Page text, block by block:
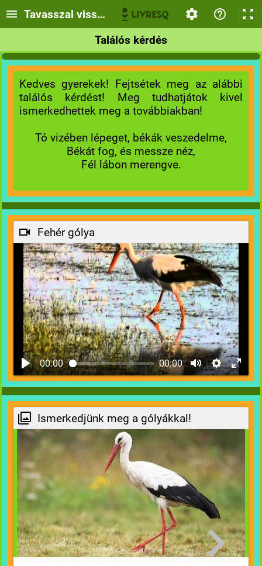
Tavasszal visszatérő madarunk, a gólya
Találós kérdés
Kedves gyerekek! Fejtsétek meg az alábbi
találós kérdést! Meg tudhatjátok kivel
ismerkedhettek meg a továbbiakban!
Tó vizében lépeget, békák veszedelme,
Békát fog, és messze néz,
Fél lábon merengve.
Fehér gólya
00:00 00:00
Ismerkedjünk meg a gólyákkal!